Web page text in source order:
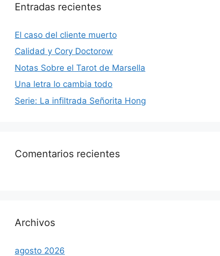
Entradas recientes
El caso del cliente muerto
Calidad y Cory Doctorow
Notas Sobre el Tarot de Marsella
Una letra lo cambia todo
Serie: La infiltrada Señorita Hong
Comentarios recientes
Archivos
agosto 2026